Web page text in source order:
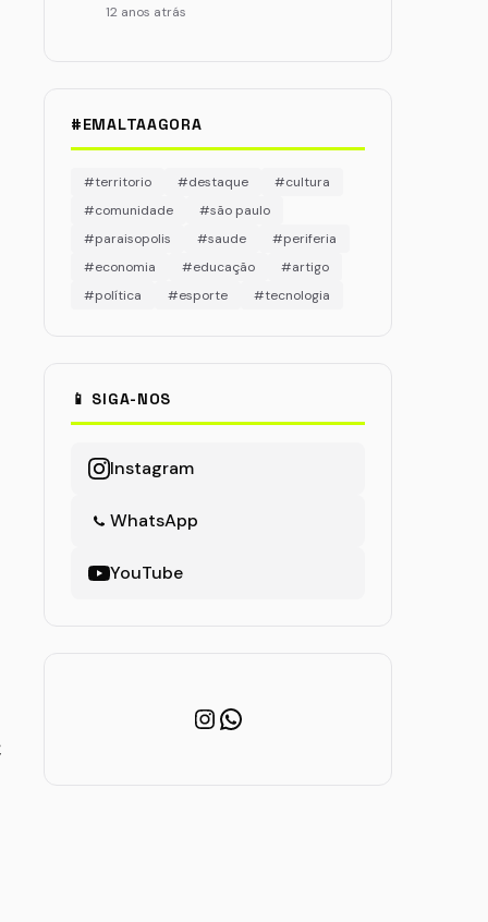
12 anos atrás
#EMALTAAGORA
#territorio #destaque
#cultura
#comunidade
#são paulo
#paraisopolis
#saude
#periferia
#economia
#educação
#artigo
#política
#esporte #tecnologia
📱 SIGA-NOS
Instagram
WhatsApp
YouTube
Instagram
WhatsApp